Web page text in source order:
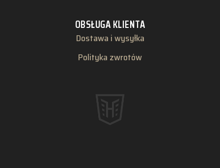
OBSŁUGA KLIENTA
Dostawa i wysyłka
Polityka zwrotów